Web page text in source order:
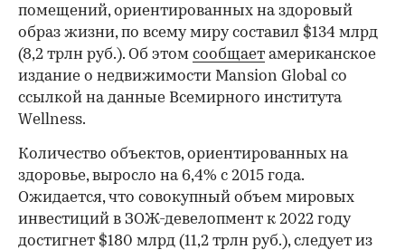
помещений, ориентированных на здоровый
образ жизни, по всему миру составил $134 млрд
(8,2 трлн руб.). Об этом сообщает американское
издание о недвижимости Mansion Global со
ссылкой на данные Всемирного института
Wellness.
Количество объектов, ориентированных на
здоровье, выросло на 6,4% с 2015 года.
Ожидается, что совокупный объем мировых
инвестиций в ЗОЖ-девелопмент к 2022 году
достигнет $180 млрд (11,2 трлн руб.), следует из